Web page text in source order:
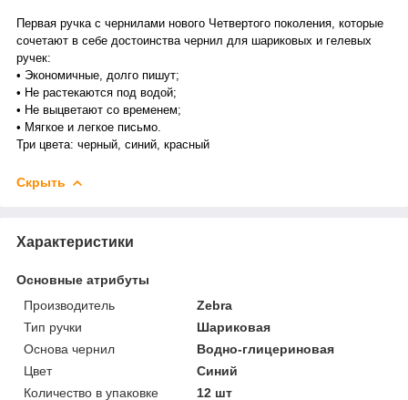
Первая ручка с чернилами нового Четвертого поколения, которые
сочетают в себе достоинства чернил для шариковых и гелевых
ручек:
• Экономичные, долго пишут;
• Не растекаются под водой;
• Не выцветают со временем;
• Мягкое и легкое письмо.
Три цвета: черный, синий, красный
Скрыть
Характеристики
Основные атрибуты
Производитель
Zebra
Тип ручки
Шариковая
Основа чернил
Водно-глицериновая
Цвет
Синий
Количество в упаковке
12 шт